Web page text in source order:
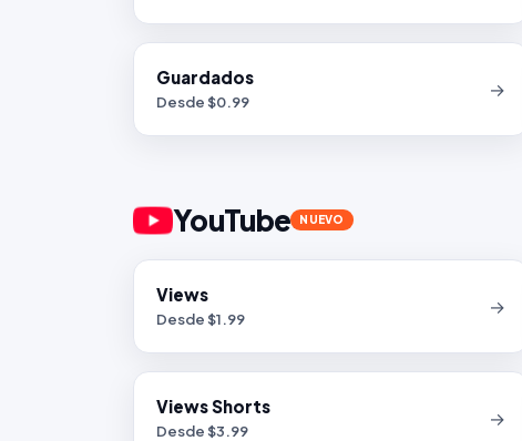
Guardados
Desde $0.99
→
YouTube NUEVO
Views
Desde $1.99
→
Views Shorts
Desde $3.99
→